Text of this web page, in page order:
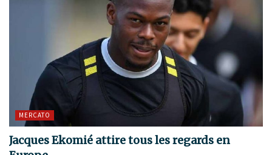
MERCATO
Jacques Ekomié attire tous les regards en